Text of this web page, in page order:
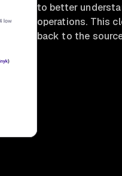
to better
operations. This
back to the